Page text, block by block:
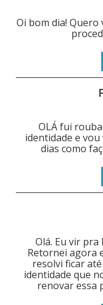
Oi bom dia!
OLÁ fui
identidade e
dias como
Olá. Eu vir
Retornei agora
resolvi ficar
identidade que
renovar essa